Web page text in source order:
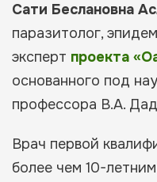
Сати Беслановна
паразитолог,
эксперт проекта
основанного под
профессора В.А.
Врач первой
более чем 10-